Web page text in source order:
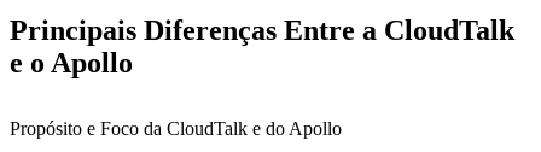
Principais Diferenças Entre a CloudTalk
e o Apollo
Propósito e Foco da CloudTalk e do Apollo